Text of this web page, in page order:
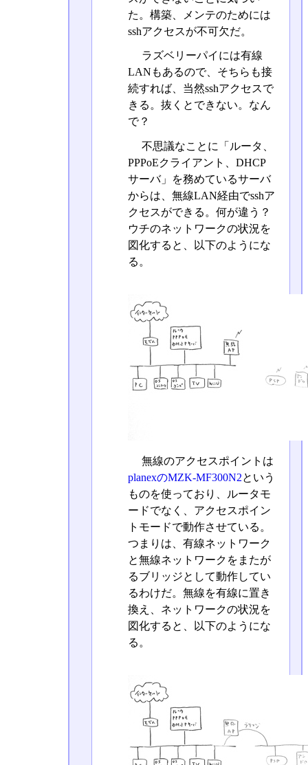
た。構築、メンテのためには
sshアクセスが不可欠だ。
ラズベリーパイには有線
LANもあるので、そちらも接
続すれば、当然sshアクセスで
きる。抜くとできない。なん
で？
不思議なことに「ルータ、
PPPoEクライアント、DHCP
サーバ」を務めているサーバ
からは、無線LAN経由でsshア
クセスができる。何が違う？
ウチのネットワークの状況を
図化すると、以下のようにな
る。
無線のアクセスポイントは
planexのMZK-MF300N2という
ものを使っており、ルータモ
ードでなく、アクセスポイン
トモードで動作させている。
つまりは、有線ネットワーク
と無線ネットワークをまたが
るブリッジとして動作してい
るわけだ。無線を有線に置き
換え、ネットワークの状況を
図化すると、以下のようにな
る。